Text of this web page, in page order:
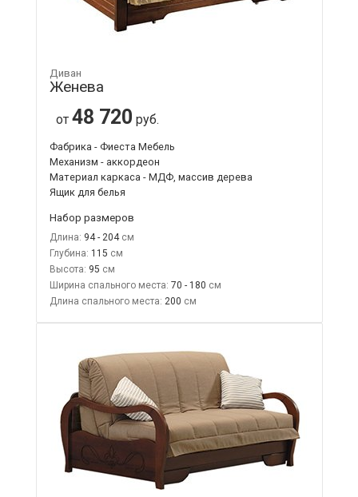
Диван
Женева
от 48 720 руб.
Фабрика - Фиеста Мебель
Механизм - аккордеон
Материал каркаса - МДФ, массив дерева
Ящик для белья
Набор размеров
Длина: 94 - 204
Глубина: 115
Высота: 95
Ширина спального места: 70 - 180
Длина спального места: 200